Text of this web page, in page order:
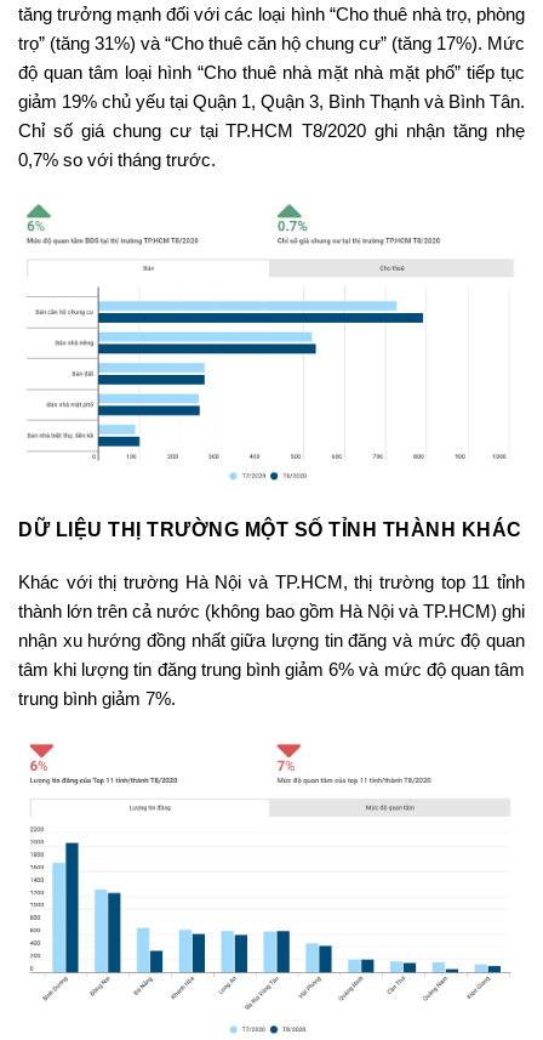
tăng trưởng mạnh đối với các loại hình “Cho thuê nhà trọ, phòng
trọ” (tăng 31%) và “Cho thuê căn hộ chung cư” (tăng 17%). Mức
độ quan tâm loại hình “Cho thuê nhà mặt nhà mặt phố” tiếp tục
giảm 19% chủ yếu tại Quận 1, Quận 3, Bình Thạnh và Bình Tân.
Chỉ số giá chung cư tại TP.HCM T8/2020 ghi nhận tăng nhẹ
0,7% so với tháng trước.
DỮ LIỆU THỊ TRƯỜNG MỘT SỐ TỈNH THÀNH KHÁC
Khác với thị trường Hà Nội và TP.HCM, thị trường top 11 tỉnh
thành lớn trên cả nước (không bao gồm Hà Nội và TP.HCM) ghi
nhận xu hướng đồng nhất giữa lượng tin đăng và mức độ quan
tâm khi lượng tin đăng trung bình giảm 6% và mức độ quan tâm
trung bình giảm 7%.